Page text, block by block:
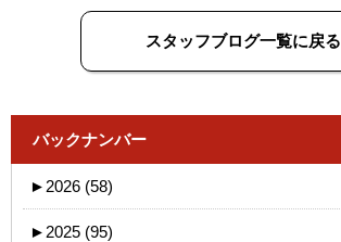
スタッフブログ一覧に戻る
バックナンバー
► 2026 (58)
► 2025 (95)